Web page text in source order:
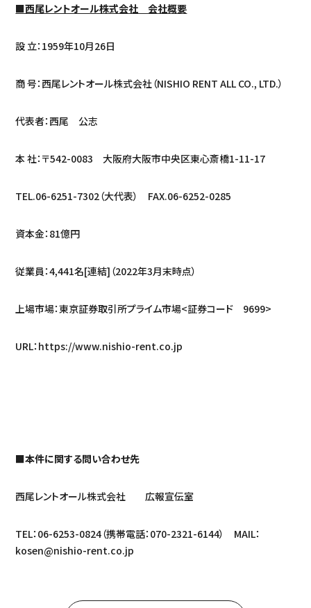
■西尾レントオール株式会社 会社概要
設 立：1959年10月26日
商 号：西尾レントオール株式会社（NISHIO RENT ALL CO., LTD.）
代表者：西尾 公志
本 社：〒542-0083 大阪府大阪市中央区東心斎橋1-11-17
TEL.06-6251-7302（大代表） FAX.06-6252-0285
資本金：81億円
従業員：4,441名[連結]（2022年3月末時点）
上場市場：東京証券取引所プライム市場<証券コード 9699>
URL：https://www.nishio-rent.co.jp
■本件に関する問い合わせ先
西尾レントオール株式会社 広報宣伝室
TEL：06-6253-0824（携帯電話：070-2321-6144） MAIL：
kosen@nishio-rent.co.jp